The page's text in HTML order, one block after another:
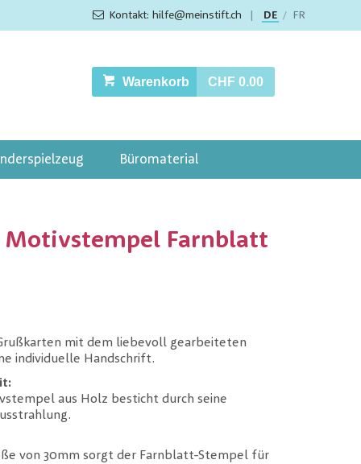
Kontakt: hilfe@meinstift.ch DE / FR
Warenkorb CHF 0.00
Büromaterial
Motivstempel Farnblatt
mit dem liebevoll gearbeiteten
individuelle Handschrift.
aus Holz besticht durch seine
von 30mm sorgt der Farnblatt-Stempel für